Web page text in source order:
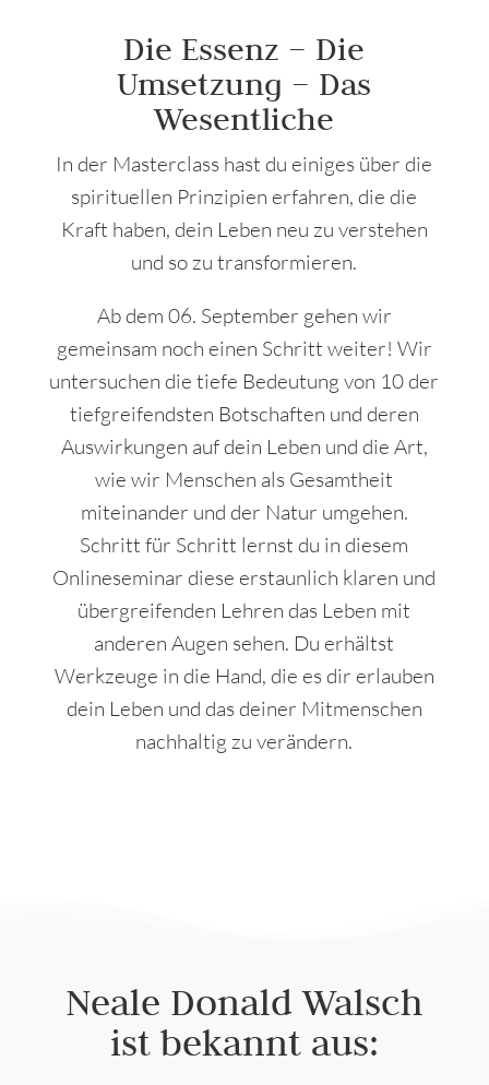
Die Essenz – Die
Umsetzung – Das
Wesentliche
In der Masterclass hast du einiges über die
spirituellen Prinzipien erfahren, die die
Kraft haben, dein Leben neu zu verstehen
und so zu transformieren.
Ab dem 06. September gehen wir
gemeinsam noch einen Schritt weiter! Wir
untersuchen die tiefe Bedeutung von 10 der
tiefgreifendsten Botschaften und deren
Auswirkungen auf dein Leben und die Art,
wie wir Menschen als Gesamtheit
miteinander und der Natur umgehen.
Schritt für Schritt lernst du in diesem
Onlineseminar diese erstaunlich klaren und
übergreifenden Lehren das Leben mit
anderen Augen sehen. Du erhältst
Werkzeuge in die Hand, die es dir erlauben
dein Leben und das deiner Mitmenschen
nachhaltig zu verändern.
Neale Donald Walsch
ist bekannt aus: